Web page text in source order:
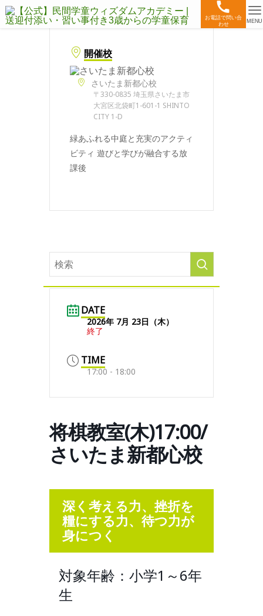
お電話で問い合
わせ
MENU
開催校
さいたま新都心校
〒330-0835 埼玉県さいたま市
大宮区北袋町1-601-1 SHINTO
CITY 1-D
緑あふれる中庭と充実のアクティ
ビティ 遊びと学びが融合する放
課後
DATE
2026年 7月 23日（木）
終了
TIME
17:00 - 18:00
将棋教室(木)17:00/
さいたま新都心校
深く考える力、挫折を
糧にする力、待つ力が
身につく
対象年齢：小学1～6年
生